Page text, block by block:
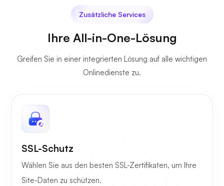
Zusätzliche Services
Ihre All-in-One-Lösung
Greifen Sie in einer integrierten Lösung auf alle wichtigen
Onlinedienste zu.
SSL-Schutz
Wählen Sie aus den besten SSL-Zertifikaten, um Ihre
Site-Daten zu schützen.